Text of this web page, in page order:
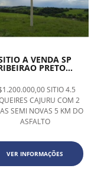
A VENDA SP
PRETO...
SITIO 4.5
CAJURU COM 2
SEMI NOVAS 5 KM DO
ASFALTO
VER INFORMAÇÕES